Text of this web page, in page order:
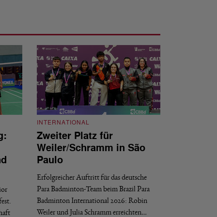
INTERNATIONAL
Zweiter Platz für
Weiler/Schramm in São
Paulo
Erfolgreicher Auftritt für das deutsche
Para Badminton-Team beim Brazil Para
Badminton International 2026: Robin
Weiler und Julia Schramm erreichten…